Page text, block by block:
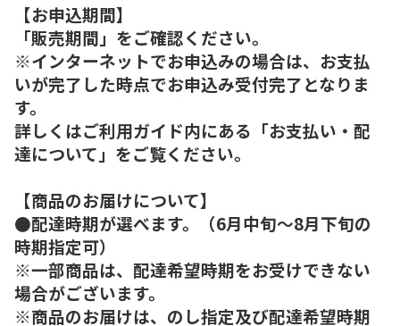
【お申込期間】
「販売期間」をご確認ください。
※インターネットでお申込みの場合は、お支払
いが完了した時点でお申込み受付完了となりま
す。
詳しくはご利用ガイド内にある「お支払い・配
達について」をご覧ください。
【商品のお届けについて】
●配達時期が選べます。（6月中旬～8月下旬の
時期指定可）
※一部商品は、配達希望時期をお受けできない
場合がございます。
※商品のお届けは、のし指定及び配達希望時期